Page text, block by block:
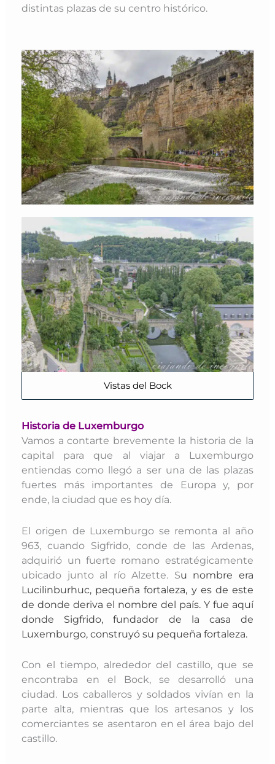
distintas plazas de su centro histórico.
Vistas del Bock
Historia de Luxemburgo
Vamos a contarte brevemente la historia de la
capital para que al viajar a Luxemburgo
entiendas como llegó a ser una de las plazas
fuertes más importantes de Europa y, por
ende, la ciudad que es hoy día.
El origen de Luxemburgo se remonta al año
963, cuando Sigfrido, conde de las Ardenas,
adquirió un fuerte romano estratégicamente
ubicado junto al río Alzette. Su nombre era
Lucilinburhuc, pequeña fortaleza, y es de este
de donde deriva el nombre del país. Y fue aquí
donde Sigfrido, fundador de la casa de
Luxemburgo, construyó su pequeña fortaleza.
Con el tiempo, alrededor del castillo, que se
encontraba en el Bock, se desarrolló una
ciudad. Los caballeros y soldados vivían en la
parte alta, mientras que los artesanos y los
comerciantes se asentaron en el área bajo del
castillo.